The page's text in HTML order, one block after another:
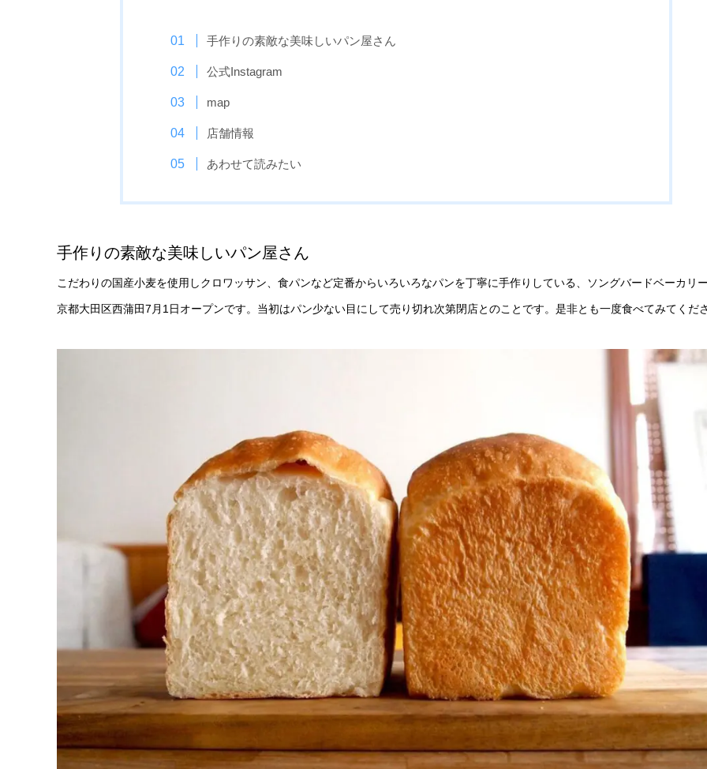
手作りの素敵な美味しいパン屋さん
公式Instagram
map
店舗情報
あわせて読みたい
手作りの素敵な美味しいパン屋さん
こだわりの国産小麦を使用しクロワッサン、食パンなど定番からいろいろなパンを丁寧に手作りしている、ソングバードベーカリ
京都大田区西蒲田7月1日オープンです。当初はパン少ない目にして売り切れ次第閉店とのことです。是非とも一度食べてみてくだ